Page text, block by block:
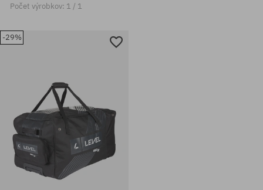
Počet výrobkov: 1 / 1
-29%